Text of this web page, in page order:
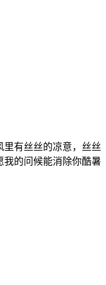
有丝丝的凉意，丝丝
我的问候能消除你酷暑